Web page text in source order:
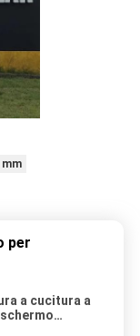
per
a cucitura a